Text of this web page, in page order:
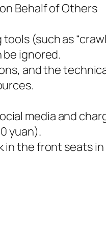
Behalf of Others
(such as
ignored.
and the
media and
yuan).
the front seats